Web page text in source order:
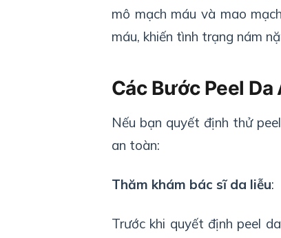
mô mạch máu và mao
máu, khiến tình trạng nám
Các Bước Peel Da
Nếu bạn quyết định thử
an toàn:
Thăm khám bác sĩ da liễu:
Trước khi quyết định peel